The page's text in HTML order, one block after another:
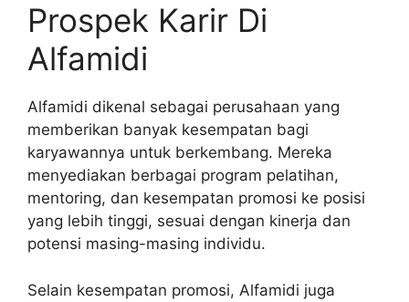
Prospek Karir Di
Alfamidi
Alfamidi dikenal sebagai perusahaan yang
memberikan banyak kesempatan bagi
karyawannya untuk berkembang. Mereka
menyediakan berbagai program pelatihan,
mentoring, dan kesempatan promosi ke posisi
yang lebih tinggi, sesuai dengan kinerja dan
potensi masing-masing individu.
Selain kesempatan promosi, Alfamidi juga